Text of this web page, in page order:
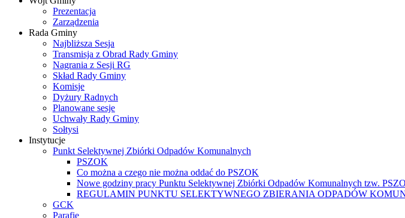
Prezentacja
Zarządzenia
Rada Gminy
Najbliższa Sesja
Transmisja z Obrad Rady Gminy
Nagrania z Sesji RG
Skład Rady Gminy
Komisje
Dyżury Radnych
Planowane sesje
Uchwały Rady Gminy
Sołtysi
Instytucje
Punkt Selektywnej Zbiórki Odpadów Komunalnych
PSZOK
Co można a czego nie można oddać do PSZOK
Nowe godziny pracy Punktu Selektywnej Zbiórki Odpadów Komunalnych tzw.
REGULAMIN PUNKTU SELEKTYWNEGO ZBIERANIA ODPADÓW
GCK
Parafie